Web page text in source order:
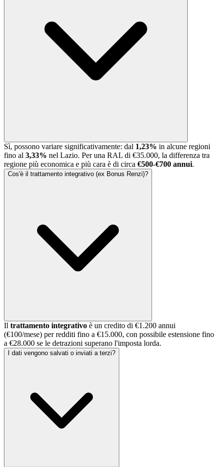
Sì, possono variare significativamente: dal 1,23% in alcune regioni
fino al 3,33% nel Lazio. Per una RAL di €35.000, la differenza tra
regione più economica e più cara è di circa €500-€700 annui.
Cos'è il trattamento integrativo (ex Bonus Renzi)?
Il trattamento integrativo è un credito di €1.200 annui
(€100/mese) per redditi fino a €15.000, con possibile estensione fino
a €28.000 se le detrazioni superano l'imposta lorda.
I dati vengono salvati o inviati a terzi?